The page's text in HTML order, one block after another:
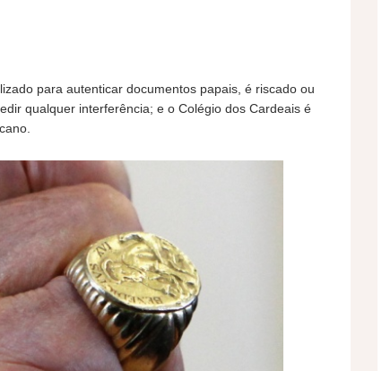
para autenticar documentos papais, é riscado ou
qualquer interferência; e o Colégio dos Cardeais é